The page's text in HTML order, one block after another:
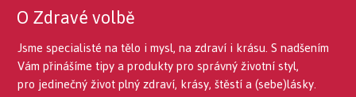
O Zdravé volbě
Jsme specialisté na tělo i mysl, na zdraví i krásu. S nadšením
Vám přinášíme tipy a produkty pro správný životní styl,
pro jedinečný život plný zdraví, krásy, štěstí a (sebe)lásky.